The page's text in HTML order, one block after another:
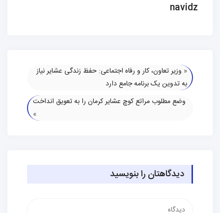
navidz
« وزیر تعاون، کار و رفاه اجتماعی: حفظ زندگی عشایر نیاز
به تدوین یک برنامه جامع دارد
وضع مطلوب مراتع کوچ عشایر کرمان را به تعویق انداخت
»
دیدگاهتان را بنویسید